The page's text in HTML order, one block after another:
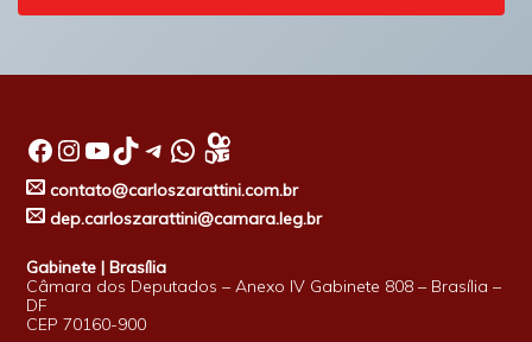
Facebook InstagramYoutube TikTok Telegram WhatsApp
contato@carloszarattini.com.br
dep.carloszarattini@camara.leg.br
Gabinete | Brasília
Câmara dos Deputados – Anexo IV Gabinete 808 – Brasília –
DF
CEP 70160-900